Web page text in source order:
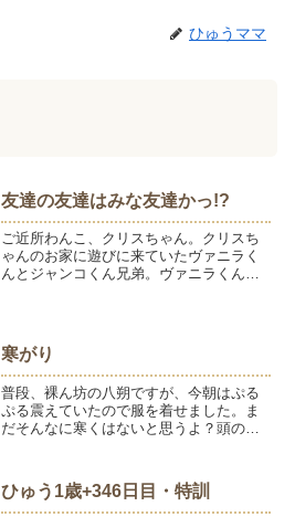
ひゅうママ
友達の友達はみな友達かっ!?
ご近所わんこ、クリスちゃん。クリスち
ゃんのお家に遊びに来ていたヴァニラく
んとジャンコくん兄弟。ヴァニラくんジ
の思いとは裏腹に、白...
寒がり
普段、裸ん坊の八朔ですが、今朝はぷる
ぷる震えていたので服を着せました。ま
だそんなに寒くはないと思うよ？頭の震
寒かったらしい。背もたれのカバーを落
として巣づくりしてました...
ひゅう1歳+346日目・特訓